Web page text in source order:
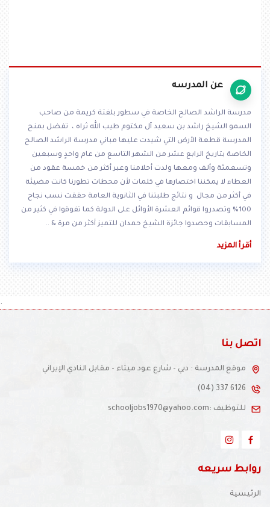
عن المدرسه
مدرسة الراشد الصالح الخاصة في سطور بلفتة كريمة من صاحب
السمو الشيخ راشد بن سعيد آل مكتوم طيب الله ثراه ، تفضل بمنح
المدرسة قطعة الأرض التي شيدت عليها مباني مدرسة الراشد الصالح
الخاصة بتاريخ الرابع عشر من الشهر التاسع من عام واحدٍ وسبعين
وتسعمئة وألف ومعها ولدت أحلامنا وعبر أكثر من خمسة عقود من
العطاء لا يمكننا اختصارها في كلمات لأن محطات تطورنا كانت مضيئة
في أكثر من مجال و نتائج طلبتنا في الثانوية العامة حققت نسب نجاح
100% وتصدروا قوائم العشرة الأوائل على الدولة كما تفوقوا في كثير من
المسابقات وحصدوا جائزة الشيخ حمدان للتميز أكثر من مرة & ..
أقرأ المزيد
.
اتصل بنا
موقع المدرسة : دبي - شارع عود ميثاء - مقابل النادي الإيراني
(04) 337 6126
للتوظيف :schooljobs1970@yahoo.com
روابط سريعه
الرئيسية